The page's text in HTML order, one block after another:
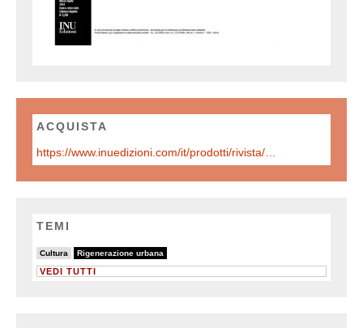
ACQUISTA
https://www.inuedizioni.com/it/prodotti/rivista/n-314-urbanistica-informazioni-marzo-%E2%80%93-aprile-2024
TEMI
Cultura
11/90 Rigenerazione urbana
90/90
VEDI TUTTI